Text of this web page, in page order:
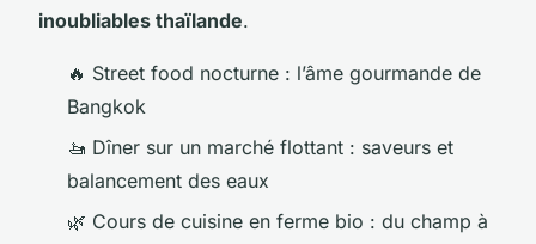
inoubliables thaïlande.
🔥 Street food nocturne : l’âme gourmande de
Bangkok
🚤 Dîner sur un marché flottant : saveurs et
balancement des eaux
🌿 Cours de cuisine en ferme bio : du champ à